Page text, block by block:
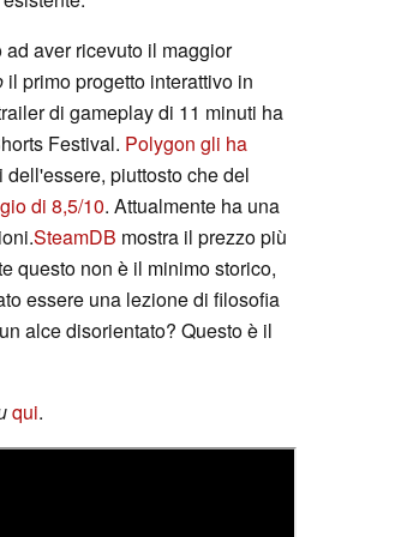
aver ricevuto il maggior
il primo progetto interattivo in
di gameplay di 11 minuti ha
Festival. Polygon gli ha
piuttosto che del
di 8,5/10. Attualmente ha una
SteamDB mostra il prezzo più
questo non è il minimo storico,
essere una lezione di filosofia
alce disorientato? Questo è il
qui.